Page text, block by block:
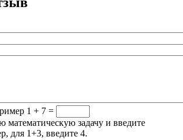
1 + 7 =
математическую задачу и введите
для 1+3, введите 4.